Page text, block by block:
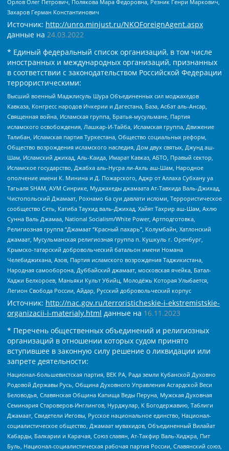
Орлов Олег Петрович, Полякова Мара Федоровна, Резник Генри Маркович,
Захаров Герман Константинович
Источник: http://unro.minjust.ru/NKOForeignAgent.aspx
данные на 24.03.2022
* Единый федеральный список организаций, в том числе
иностранных и международных организаций, признанных
в соответствии с законодательством Российской Федерации
террористическими:
Высший военный Маджлисуль Шура Объединенных сил моджахедов
Кавказа, Конгресс народов Ичкерии и Дагестана, База, Асбат аль-Ансар,
Священная война, Исламская группа, Братья-мусульмане, Партия
исламского освобождения, Лашкар-И-Тайба, Исламская группа, Движение
Талибан, Исламская партия Туркестана, Общество социальных реформ,
Общество возрождения исламского наследия, Дом двух святых, Джунд аш-
Шам, Исламский джихад, Аль-Каида, Имарат Кавказ, АБТО, Правый сектор,
Исламское государство, Джабха аль-Нусра ли-Ахль аш-Шам, Народное
ополчение имени К. Минина и Д. Пожарского, Аджр от Аллаха Субхану уа
Тагьаля SHAM, АУМ Синрике, Муджахеды джамаата Ат-Тавхида Валь-Джихад,
Чистопольский Джамаат, Рохнамо ба суи давлати исломи, Террористическое
сообщество Сеть, Катиба Таухид валь-Джихад, Хайят Тахрир аш-Шам, Ахлю
Сунна Валь Джамаа, National Socialism/White Power, Артподготовка,
Религиозная группа “Джамаат “Красный пахарь”, Колумбайн, Хатлонский
джамаат, Мусульманская религиозная группа п. Кушкуль г. Оренбург,
Крымско-татарский добровольческий батальон имени Номана
Челебиджихана, Азов, Партия исламского возрождения Таджикистана,
Народная самооборона, Дуббайский джамаат, московская ячейка, Батал-
Хаджи Белхороев, Маньяки Культ Убийц, Молодёжь Которая Улыбается,
Легион Свобода России, Айдар, Русский добровольческий корпус
Источник: http://nac.gov.ru/terroristicheskie-i-ekstremistskie-
organizacii-i-materialy.html данные на 16.11.2023
* Перечень общественных объединений и религиозных
организаций в отношении которых судом принято
вступившее в законную силу решение о ликвидации или
запрете деятельности:
Национал-большевистская партия, ВЕК РА, Рада земли Кубанской Духовно
Родовой Державы Русь, Община Духовного Управления Асгардской Веси
Беловодья, Славянская Община Капища Веды Перуна, Мужская Духовная
Семинария Староверов-Инглингов, Нурджулар, К Богодержавию, Таблиги
Джамаат, Свидетели Иеговы, Русское национальное единство, Национал-
социалистическое общество, Джамаат мувахидов, Объединенный Вилайат
Кабарды, Балкарии и Карачая, Союз славян, Ат-Такфир Валь-Хиджра, Пит
Буль, Национал-социалистическая рабочая партия России, Славянский союз,